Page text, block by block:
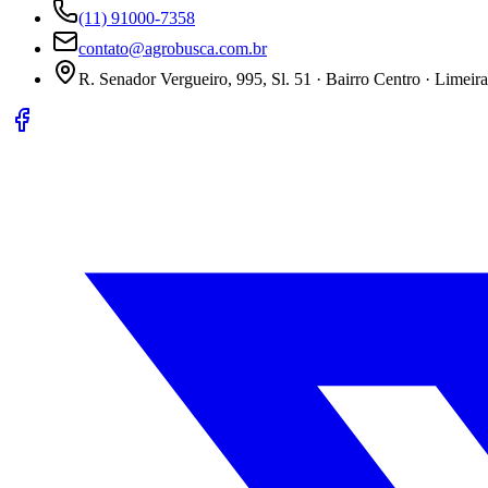
(11) 91000-7358
contato@agrobusca.com.br
R. Senador Vergueiro, 995, Sl. 51 · Bairro Centro ·